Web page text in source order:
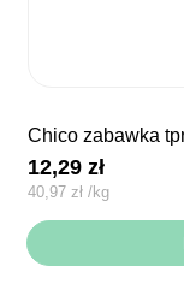
chico zabawka
12,29zł
40,97zł /kg